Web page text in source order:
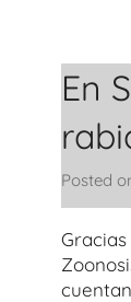
En
Posted